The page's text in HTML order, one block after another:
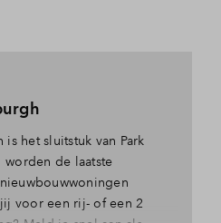
is het sluitstuk van Park
worden de laatste
voor een rij- of een 2